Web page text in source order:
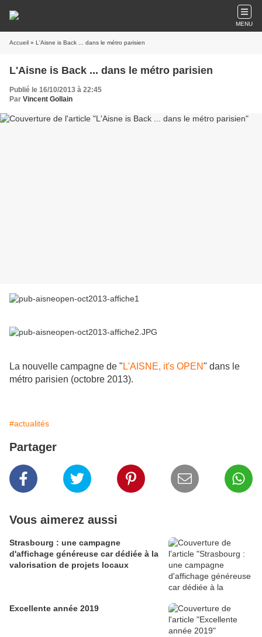
MENU
Accueil » L'Aisne is Back ... dans le métro parisien
L'Aisne is Back ... dans le métro parisien
Publié le 16/10/2013 à 22:45
Par Vincent Gollain
La nouvelle campagne de " L'AISNE, it's OPEN" dans le
métro parisien (octobre 2013).
#actualités
Partager
Vous aimerez aussi
Strasbourg : une campagne
d'affichage généreuse car dédiée à la
valorisation de projets locaux
Excellente année 2019